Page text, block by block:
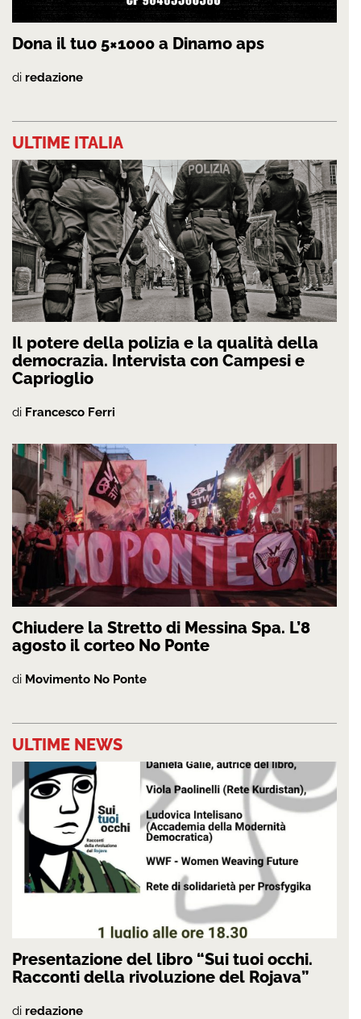
Dona il tuo 5×1000 a Dinamo aps
di redazione
ULTIME ITALIA
Il potere della polizia e la qualità della
democrazia. Intervista con Campesi e
Caprioglio
di Francesco Ferri
Chiudere la Stretto di Messina Spa. L’8
agosto il corteo No Ponte
di Movimento No Ponte
ULTIME NEWS
Presentazione del libro “Sui tuoi occhi.
Racconti della rivoluzione del Rojava”
di redazione